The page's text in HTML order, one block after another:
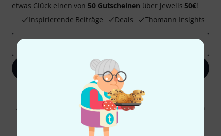
etwas Glück einen von 50 Gutscheinen über jeweils 50€!
Inspirierende Beiträge
Deals Thomann Insights
Jetzt anmelden
Mit Klick auf „Jetzt anmelden“ stimmen Sie dem Erhalt von E-Mail-
Werbung und einer Messung des E-Mail-Nutzungsverhaltens zu. Die
Abmeldung ist jederzeit möglich. Weitere Informationen finden Sie in
Datenschutzhinweisen
* Pflichtfeld